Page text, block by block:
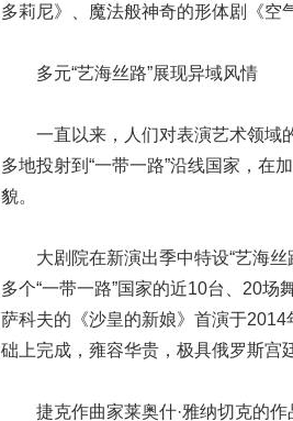
多莉尼》、魔法般神奇的形体剧《空
多元“艺海丝路”展现异域风情
一直以来，人们对表演艺术领域
多地投射到“一带一路”沿线国家，在
貌。
大剧院在新演出季中特设“艺海丝
多个“一带一路”国家的近10台、20
萨科夫的《沙皇的新娘》首演于
础上完成，雍容华贵，极具俄罗斯宫
捷克作曲家莱奥什·雅纳切克的作